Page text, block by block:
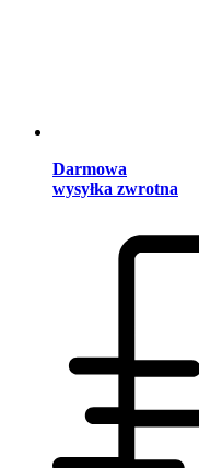
Darmowa
wysyłka zwrotna